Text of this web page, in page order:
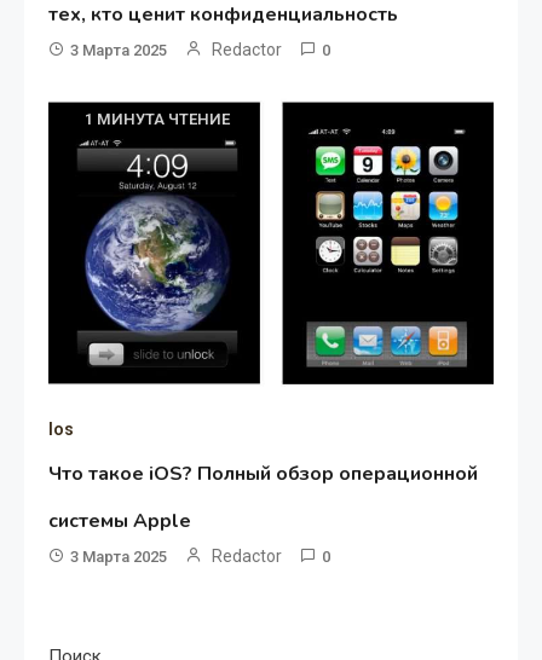
тех, кто ценит конфиденциальность
3 Марта 2025 Redactor 0
1 МИНУТА ЧТЕНИЕ
Ios
Что такое iOS? Полный обзор операционной
системы Apple
3 Марта 2025 Redactor 0